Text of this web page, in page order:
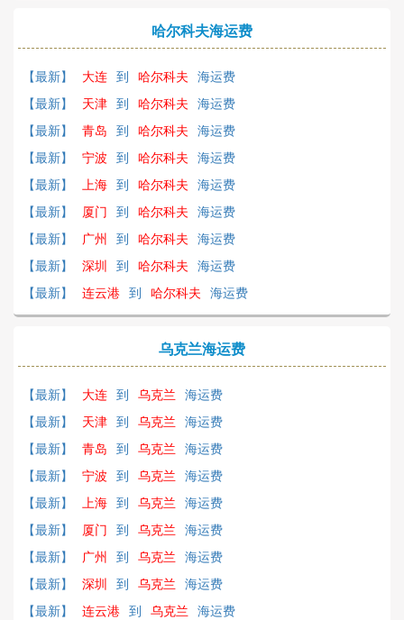
哈尔科夫海运费
【最新】 大连 到 哈尔科夫 海运费
【最新】
天津 到 哈尔科夫 海运费
【最新】
青岛 到 哈尔科夫 海运费
【最新】
宁波 到 哈尔科夫 海运费
【最新】
上海 到 哈尔科夫 海运费
【最新】
厦门 到 哈尔科夫 海运费
【最新】
广州 到 哈尔科夫 海运费
【最新】
深圳 到 哈尔科夫 海运费
【最新】
连云港 到 哈尔科夫 海运费
乌克兰海运费
【最新】 大连 到 乌克兰 海运费
【最新】
天津 到 乌克兰 海运费
【最新】
青岛 到 乌克兰 海运费
【最新】
宁波 到 乌克兰 海运费
【最新】
上海 到 乌克兰 海运费
【最新】
厦门 到 乌克兰 海运费
【最新】
广州 到 乌克兰 海运费
【最新】
深圳 到 乌克兰 海运费
【最新】
连云港 到 乌克兰 海运费